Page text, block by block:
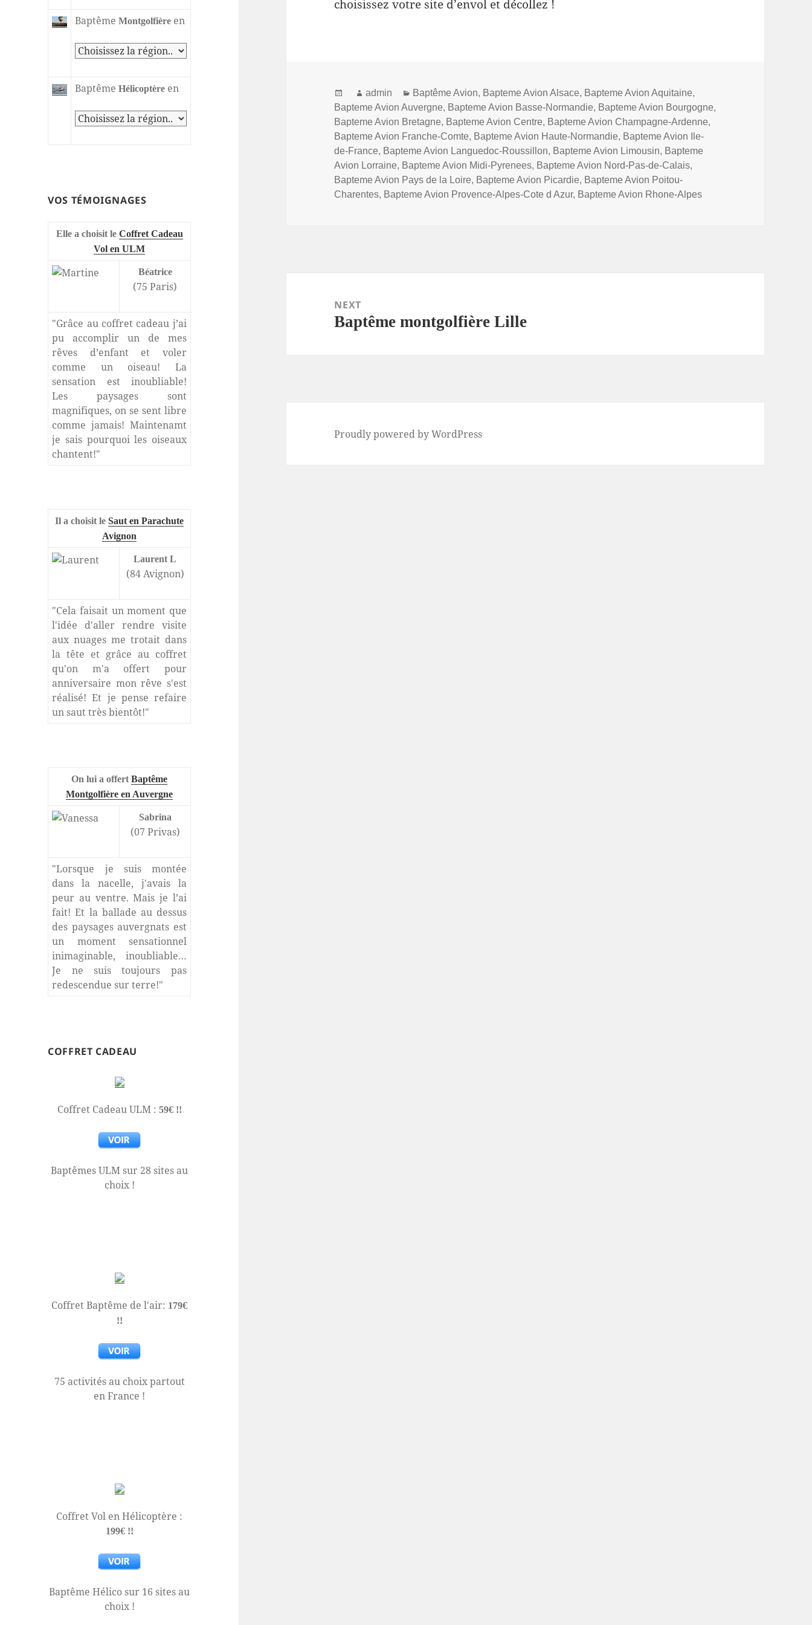
BaptêmeMontgolfière en
BaptêmeHélicoptère en
VOS TÉMOIGNAGES
Elle a choisit le Coffret Cadeau
Vol en ULM
Béatrice
(75 Paris)
"Grâce au coffret cadeau j’ai
pu accomplir un de mes
rêves d’enfant et voler
comme un oiseau! La
sensation est inoubliable!
Les paysages sont
magnifiques, on se sent libre
comme jamais! Maintenamt
je sais pourquoi les oiseaux
chantent!"
Il a choisit leSaut en Parachute
Avignon
Laurent L
(84 Avignon)
"Cela faisait un moment que
l'idée d'aller rendre visite
aux nuages me trotait dans
la tête et grâce au coffret
qu'on m'a offert pour
anniversaire mon rêve s'est
réalisé! Et je pense refaire
un saut très bientôt!"
On lui a offertBaptême
Montgolfière en Auvergne
Sabrina
(07 Privas)
"Lorsque je suis montée
dans la nacelle, j'avais la
peur au ventre. Mais je l’ai
fait! Et la ballade au dessus
des paysages auvergnats est
un moment sensationnel
inimaginable, inoubliable…
Je ne suis toujours pas
redescendue sur terre!"
COFFRET CADEAU
Coffret Cadeau ULM : 59€ !!
Baptêmes ULM sur 28 sites au
choix !
Coffret Baptême de l'air: 179€
!!
75 activités au choix partout
en France !
Coffret Vol en Hélicoptère :
199€ !!
Baptême Hélico sur 16 sites au
choix !
choisissez votre site d’envol et décollez !
Posted
on
Author
admin Categories
Baptême Avion, Bapteme Avion Alsace, Bapteme Avion Aquitaine,
Bapteme Avion Auvergne, Bapteme Avion Basse-Normandie, Bapteme Avion Bourgogne,
Bapteme Avion Bretagne, Bapteme Avion Centre, Bapteme Avion Champagne-Ardenne,
Bapteme Avion Franche-Comte, Bapteme Avion Haute-Normandie, Bapteme Avion Ile-
de-France, Bapteme Avion Languedoc-Roussillon, Bapteme Avion Limousin, Bapteme
Avion Lorraine, Bapteme Avion Midi-Pyrenees, Bapteme Avion Nord-Pas-de-Calais,
Bapteme Avion Pays de la Loire, Bapteme Avion Picardie, Bapteme Avion Poitou-
Charentes, Bapteme Avion Provence-Alpes-Cote d Azur, Bapteme Avion Rhone-Alpes
navigationNEXT
Next
Baptême montgolfière Lille
Proudly powered by WordPress